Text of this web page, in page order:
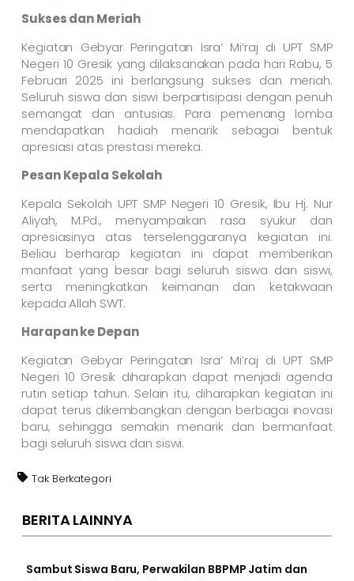
Sukses dan Meriah
Kegiatan Gebyar Peringatan Isra’ Mi’raj di UPT SMP
Negeri 10 Gresik yang dilaksanakan pada hari Rabu, 5
Februari 2025 ini berlangsung sukses dan meriah.
Seluruh siswa dan siswi berpartisipasi dengan penuh
semangat dan antusias. Para pemenang lomba
mendapatkan hadiah menarik sebagai bentuk
apresiasi atas prestasi mereka.
Pesan Kepala Sekolah
Kepala Sekolah UPT SMP Negeri 10 Gresik, Ibu Hj. Nur
Aliyah, M.Pd., menyampaikan rasa syukur dan
apresiasinya atas terselenggaranya kegiatan ini.
Beliau berharap kegiatan ini dapat memberikan
manfaat yang besar bagi seluruh siswa dan siswi,
serta meningkatkan keimanan dan ketakwaan
kepada Allah SWT.
Harapan ke Depan
Kegiatan Gebyar Peringatan Isra’ Mi’raj di UPT SMP
Negeri 10 Gresik diharapkan dapat menjadi agenda
rutin setiap tahun. Selain itu, diharapkan kegiatan ini
dapat terus dikembangkan dengan berbagai inovasi
baru, sehingga semakin menarik dan bermanfaat
bagi seluruh siswa dan siswi.
Tak Berkategori
BERITA LAINNYA
Sambut Siswa Baru, Perwakilan BBPMP Jatim dan